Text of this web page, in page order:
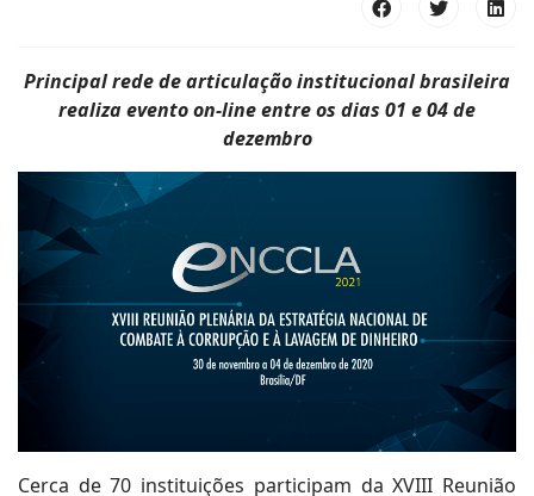
Principal rede de articulação institucional brasileira
realiza evento on-line entre os dias 01 e 04 de
dezembro
Cerca de 70 instituições participam da XVIII Reunião